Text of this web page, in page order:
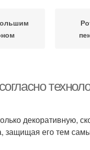
декоративную,
защищая его тем